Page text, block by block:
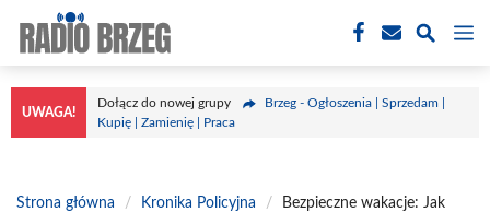
treści
UWAGA!
Dołącz do nowej grupy
Brzeg - Ogłoszenia | Sprzedam |
Kupię | Zamienię | Praca
Strona główna / Kronika Policyjna /
Bezpieczne wakacje: Jak